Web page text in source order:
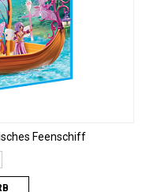
Feenschiff